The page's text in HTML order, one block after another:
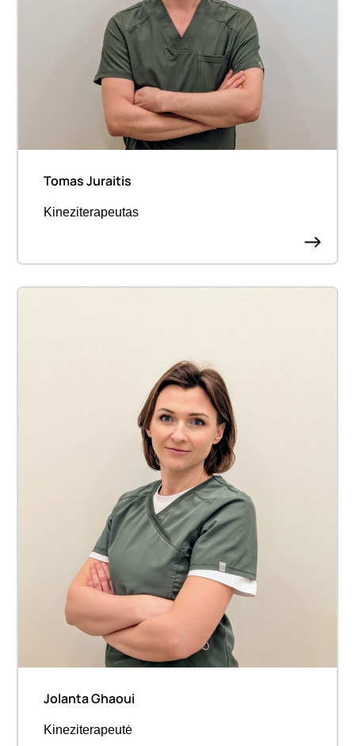
Tomas Juraitis
Kineziterapeutas
Jolanta Ghaoui
Kineziterapeutė